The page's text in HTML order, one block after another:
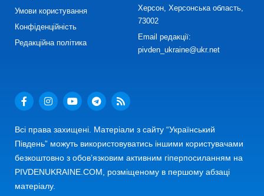
Умови користування
Конфіденційність
Редакційна політика
Херсон, Херсонська область,
73002
Email редакції:
pivden_ukraine@ukr.net
Всі права захищені. Матеріали з сайту “Український
Південь” можуть використовуватись іншими користувачами
безкоштовно з обов’язковим активним гіперпосиланням на
PIVDENUKRAINE.COM, розміщеному в першому абзаці
матеріалу.